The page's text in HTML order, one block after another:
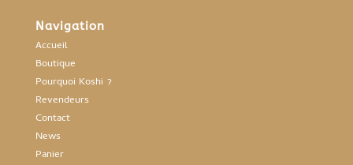
Navigation
Accueil
Boutique
Pourquoi Koshi ?
Revendeurs
Contact
News
Panier